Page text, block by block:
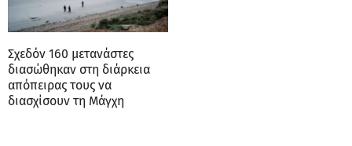
Σχεδόν 160 μετανάστες
διασώθηκαν στη διάρκεια
απόπειρας τους να
διασχίσουν τη Μάγχη